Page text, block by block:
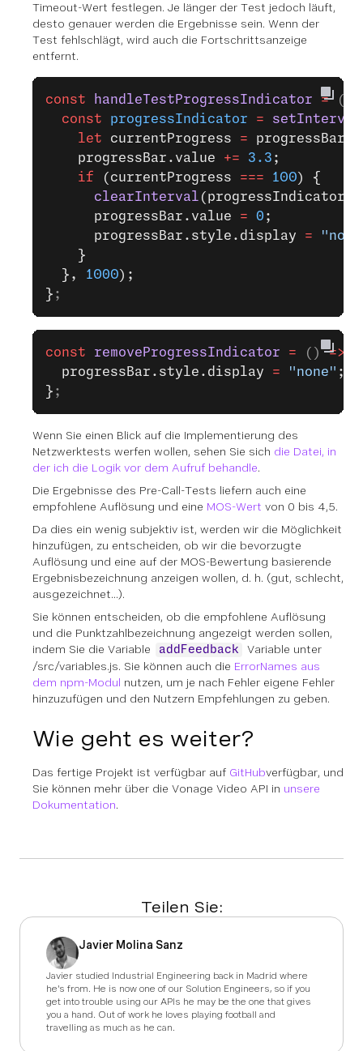
Timeout-Wert festlegen. Je länger der Test jedoch läuft,
desto genauer werden die Ergebnisse sein. Wenn der
Test fehlschlägt, wird auch die Fortschrittsanzeige
entfernt.
const handleTestProgressIndicator = ()
  const
progressIndicator = setInterval
    let
currentProgress =
    progressBar.value
+= 3.3 ;
    if
(currentProgress === 100) {
      clearInterval
(progressIndicator);
      progressBar.value
= 0 ;
      progressBar.style.display
=
    }
  },
1000);
} ;
const removeProgressIndicator = () =>
  progressBar.style.display
= "none" ;
} ;
Wenn Sie einen Blick auf die Implementierung des
Netzwerktests werfen wollen, sehen Sie sich die Datei, in
der ich die Logik vor dem Aufruf behandle.
Die Ergebnisse des Pre-Call-Tests liefern auch eine
empfohlene Auflösung und eine MOS-Wert von 0 bis 4,5.
Da dies ein wenig subjektiv ist, werden wir die Möglichkeit
hinzufügen, zu entscheiden, ob wir die bevorzugte
Auflösung und eine auf der MOS-Bewertung basierende
Ergebnisbezeichnung anzeigen wollen, d. h. (gut, schlecht,
ausgezeichnet...).
Sie können entscheiden, ob die empfohlene Auflösung
und die Punktzahlbezeichnung angezeigt werden sollen,
indem Sie die Variable
addFeedback
Variable unter
/src/variables.js. Sie können auch die ErrorNames aus
dem npm-Modul nutzen, um je nach Fehler eigene Fehler
hinzuzufügen und den Nutzern Empfehlungen zu geben.
Wie geht es weiter?
Das fertige Projekt ist verfügbar auf GitHubverfügbar, und
Sie können mehr über die Vonage Video API in unsere
Dokumentation.
Teilen Sie:
Javier Molina Sanz
Javier studied Industrial Engineering back in Madrid where
he's from. He is now one of our Solution Engineers, so if you
get into trouble using our APIs he may be the one that gives
you a hand. Out of work he loves playing football and
travelling as much as he can.